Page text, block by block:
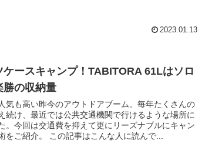
2023.01.13
ケースキャンプ！TABITORA 61Lはソロ
勝の収納量
気も高い昨今のアウトドアブーム。毎年たくさんの
続け、最近では公共交通機関で行けるような場所に
。今回は交通費を抑えて更にリーズナブルにキャン
をご紹介。 この記事はこんな人に読んで...